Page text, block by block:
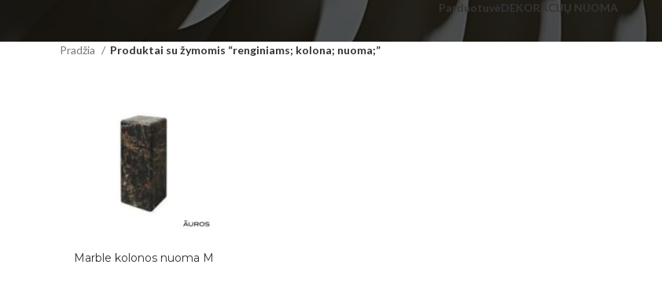
ParduotuvėDEKORACIJŲ NUOMA
Pradžia Produktai su žymomis “renginiams; kolona; nuoma;”
DAUGIAU
Marble kolonos nuoma M